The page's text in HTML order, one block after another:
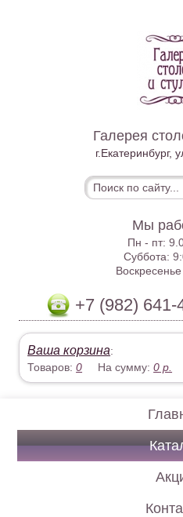
Галерея
г.Екатеринбург,
Мы
Пн - пт:
Суббота:
+7 (982) 641-
Ваша корзина:
Товаров:0 На сумму:0 р.